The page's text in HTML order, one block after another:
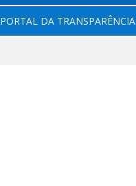
PORTAL DA TRANSPARÊNCIA